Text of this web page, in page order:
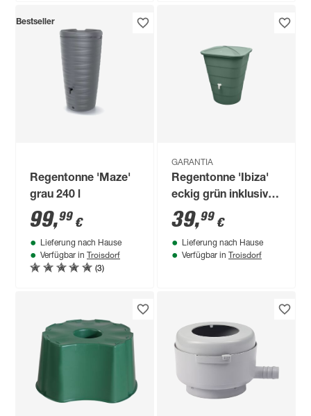
Bestseller
Regentonne 'Maze'
grau 240 l
99,99 €
Lieferung nach Hause
Verfügbar in Troisdorf
(3)
GARANTIA
Regentonne 'Ibiza'
eckig grün inklusive
Deckel und Hahn
300 l
39,99 €
Lieferung nach Hause
Verfügbar in Troisdorf